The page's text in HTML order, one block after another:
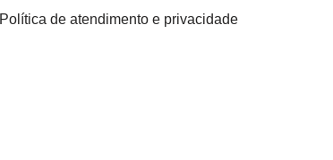
Política de atendimento e privacidade